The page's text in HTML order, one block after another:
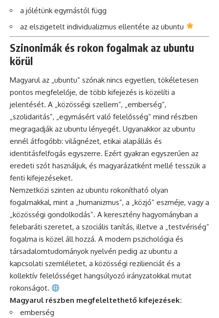
a jólétünk egymástól függ
az elszigetelt individualizmus ellentéte az ubuntu
Szinonimák és rokon fogalmak az ubuntu
körül
Magyarul az „ubuntu” szónak nincs egyetlen, tökéletesen
pontos megfelelője, de több kifejezés is közelíti a
jelentését. A „közösségi szellem”, „emberség”,
„szolidaritás”, „egymásért való felelősség” mind részben
megragadják az ubuntu lényegét. Ugyanakkor az ubuntu
ennél átfogóbb: világnézet, etikai alapállás és
identitásfelfogás egyszerre. Ezért gyakran egyszerűen az
eredeti szót használjuk, és magyarázatként mellé tesszük a
fenti kifejezéseket.
Nemzetközi szinten az ubuntu rokonítható olyan
fogalmakkal, mint a „humanizmus”, a „közjó” eszméje, vagy a
„közösségi gondolkodás”. A keresztény hagyományban a
felebaráti szeretet, a szociális tanítás, illetve a „testvériség”
fogalma is közel áll hozzá. A modern pszichológia és
társadalomtudományok nyelvén pedig az ubuntu a
kapcsolati szemléletet, a közösségi rezilienciát és a
kollektív felelősséget hangsúlyozó irányzatokkal mutat
rokonságot.
Magyarul részben megfeleltethető kifejezések:
emberség